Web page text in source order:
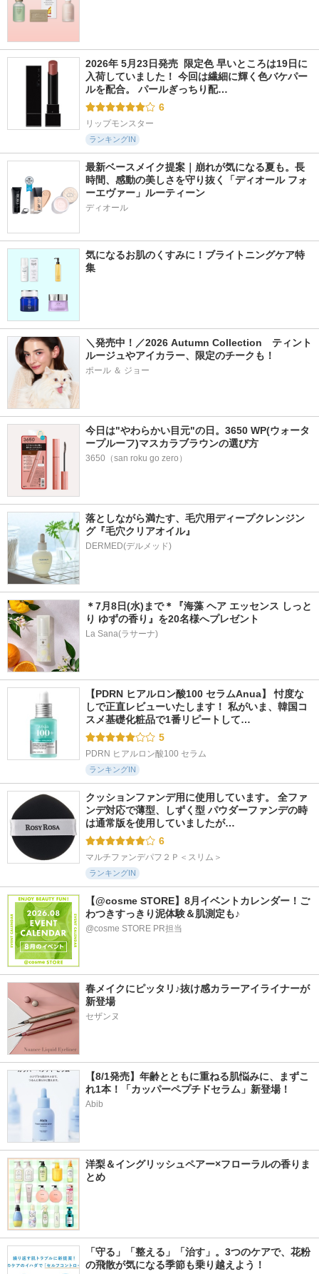
2026年 5月23日発売  限定色 早いところは19日に
入荷していました！ 今回は繊細に輝く色バケパー
ルを配合。 パールぎっちり配…
6
リップモンスター
ランキングIN
最新ベースメイク提案｜崩れが気になる夏も。長
時間、感動の美しさを守り抜く「ディオール フォ
ーエヴァー」ルーティーン
ディオール
気になるお肌のくすみに！ブライトニングケア特
集
＼発売中！／2026 Autumn Collection　ティント
ルージュやアイカラー、限定のチークも！
ポール ＆ ジョー
今日は"やわらかい目元"の日。3650 WP(ウォータ
ープルーフ)マスカラブラウンの選び方
3650（san roku go zero）
落としながら満たす、毛穴用ディープクレンジン
グ『毛穴クリアオイル』
＊7月8日(水)まで＊『海藻 ヘア エッセンス しっと
り ゆずの香り』を20名様へプレゼント
La Sana(ラサーナ)
【PDRN ヒアルロン酸100 セラムAnua】 忖度な
しで正直レビューいたします！ 私がいま、韓国コ
スメ基礎化粧品で1番リピートして…
5
PDRN ヒアルロン酸100 セラム
ランキングIN
クッションファンデ用に使用しています。 全ファ
ンデ対応で薄型、しずく型 パウダーファンデの時
は通常版を使用していましたが…
6
マルチファンデパフ２Ｐ＜スリム＞
ランキングIN
【@cosme STORE】8月イベントカレンダー！ご
わつきすっきり泥体験＆肌測定も♪
@cosme STORE PR担当
春メイクにピッタリ♪抜け感カラーアイライナーが
新登場
セザンヌ
【8/1発売】年齢とともに重ねる肌悩みに、まずこ
れ1本！「カッパーペプチドセラム」新登場！
Abib
洋梨＆イングリッシュペアー×フローラルの香りま
とめ
「守る」「整える」「治す」。3つのケアで、花粉
の飛散が気になる季節も乗り越えよう！